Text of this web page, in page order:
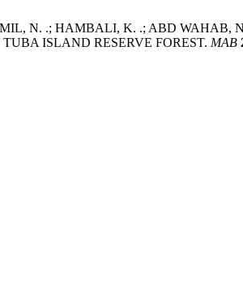
N. .; HAMBALI, K. .; ABD WAHAB,
ISLAND RESERVE FOREST. MAB